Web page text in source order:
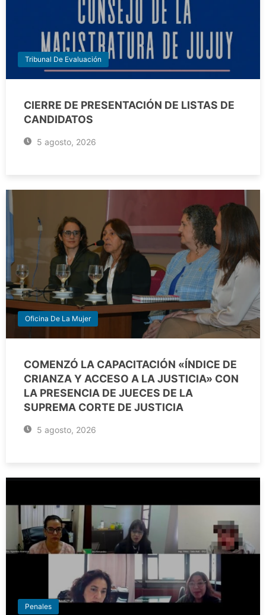
Tribunal De Evaluación
CIERRE DE PRESENTACIÓN DE LISTAS DE
CANDIDATOS
5 agosto, 2026
Oficina De La Mujer
COMENZÓ LA CAPACITACIÓN «ÍNDICE DE
CRIANZA Y ACCESO A LA JUSTICIA» CON
LA PRESENCIA DE JUECES DE LA
SUPREMA CORTE DE JUSTICIA
5 agosto, 2026
Penales